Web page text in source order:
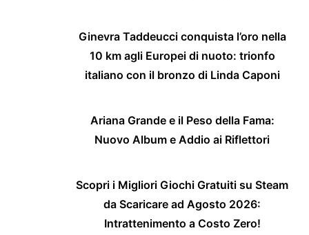
Ginevra Taddeucci conquista l’oro nella
10 km agli Europei di nuoto: trionfo
italiano con il bronzo di Linda Caponi
Ariana Grande e il Peso della Fama:
Nuovo Album e Addio ai Riflettori
Scopri i Migliori Giochi Gratuiti su Steam
da Scaricare ad Agosto 2026:
Intrattenimento a Costo Zero!